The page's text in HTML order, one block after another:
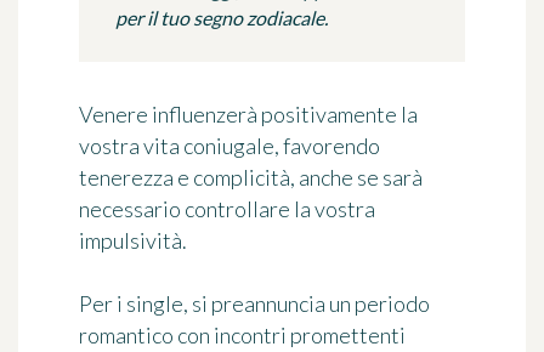
per il tuo segno zodiacale.
Venere influenzerà positivamente la
vostra vita coniugale, favorendo
tenerezza e complicità, anche se sarà
necessario controllare la vostra
impulsività.
Per i single, si preannuncia un periodo
romantico con incontri promettenti